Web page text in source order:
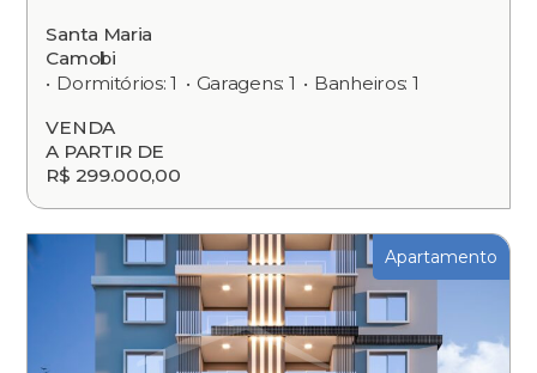
Santa Maria
Camobi
Dormitórios: 1
Garagens: 1
Banheiros: 1
VENDA
A PARTIR DE
R$ 299.000,00
Apartamento